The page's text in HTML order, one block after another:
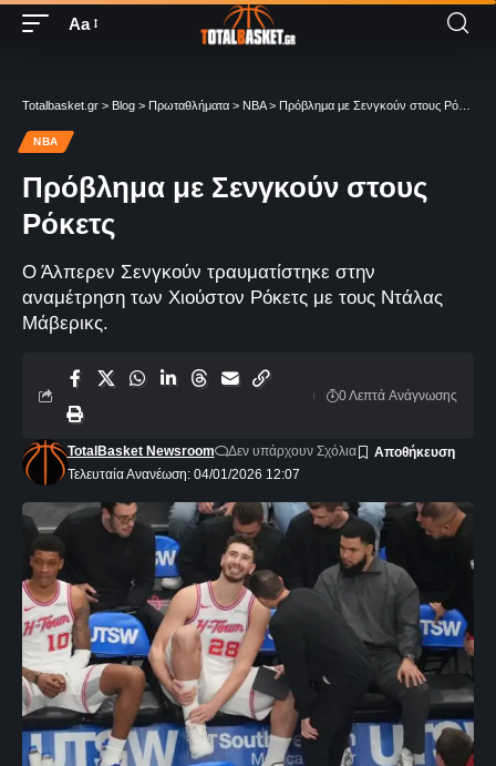
Aa
Totalbasket.gr > Blog > Πρωταθλήματα > NBA> Πρόβλημα με Σενγκούν στους Ρόκετς
NBA
Πρόβλημα με Σενγκούν στους
Ρόκετς
Ο Άλπερεν Σενγκούν τραυματίστηκε στην
αναμέτρηση των Χιούστον Ρόκετς με τους Ντάλας
Μάβερικς.
Τελευταία Ανανέωση: 04/01/2026 12:07
TotalBasket Newsroom Δεν υπάρχουν Σχόλια
0 Λεπτά Aνάγνωσης